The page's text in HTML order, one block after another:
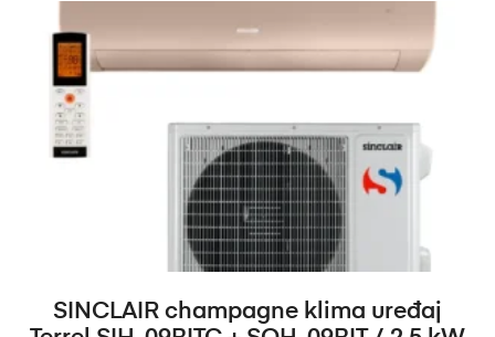
DODAJ U KOŠARICU
SINCLAIR champagne klima uređaj